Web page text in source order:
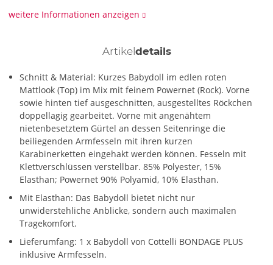
weitere Informationen anzeigen
Artikeldetails
Schnitt & Material: Kurzes Babydoll im edlen roten
Mattlook (Top) im Mix mit feinem Powernet (Rock). Vorne
sowie hinten tief ausgeschnitten, ausgestelltes Röckchen
doppellagig gearbeitet. Vorne mit angenähtem
nietenbesetztem Gürtel an dessen Seitenringe die
beiliegenden Armfesseln mit ihren kurzen
Karabinerketten eingehakt werden können. Fesseln mit
Klettverschlüssen verstellbar. 85% Polyester, 15%
Elasthan; Powernet 90% Polyamid, 10% Elasthan.
Mit Elasthan: Das Babydoll bietet nicht nur
unwiderstehliche Anblicke, sondern auch maximalen
Tragekomfort.
Lieferumfang: 1 x Babydoll von Cottelli BONDAGE PLUS
inklusive Armfesseln.